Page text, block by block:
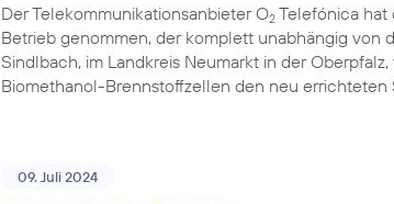
Der Telekommunikationsanbieter O2 Telefónica hat
Betrieb genommen, der komplett unabhängig von
Sindlbach, im Landkreis Neumarkt in der
Biomethanol-Brennstoffzellen den neu errichteten
09. Juli 2024